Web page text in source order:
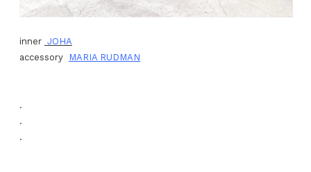
inner JOHA
accessory
MARIA RUDMAN
.
.
.